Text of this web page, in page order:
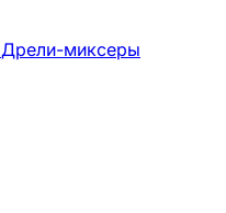
Дрели-миксеры